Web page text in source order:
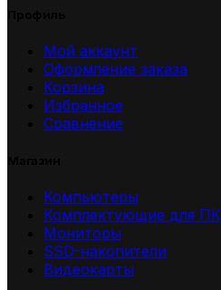
Мой аккаунт
Оформление заказа
Корзина
Избранное
Сравнение
Компьютеры
Комплектующие для ПК
Мониторы
SSD-накопители
Видеокарты